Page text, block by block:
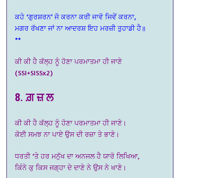
ਕਹੇ ‘ਗੁਰਸ਼ਰਨ’ ਜੋ ਕਰਨਾ ਕਰੀ ਜਾਵੋ ਜਿਵੇਂ ਕਰਨਾ,
ਮਗਰ ਰੱਖਣਾ ਜਾਂ ਨਾ ਆਦਰਸ਼ ਇਹ ਮਰਜ਼ੀ ਤੁਹਾਡੀ ਹੈ॥
**
ਕੀ ਕੀ ਹੈ ਕੱਲ੍ਹ ਨੂੰ ਹੋਣਾ ਪਰਮਾਤਮਾ ਹੀ ਜਾਣੇ
(SSI+SISSx2)
8. ਗ਼ ਜ਼ ਲ
ਕੀ ਕੀ ਹੈ ਕੱਲ੍ਹ ਨੂੰ ਹੋਣਾ ਪਰਮਾਤਮਾ ਹੀ ਜਾਣੇ।
ਕੋਈ ਸਮਝ ਨਾ ਪਾਏ ਉਸ ਦੀ ਰਜ਼ਾ ਤੇ ਭਾਣੇ।
ਧਰਤੀ ‘ਤੇ ਹਰ ਮਨੁੱਖ ਦਾ ਅਨਜਲ ਹੈ ਯਾਰੋ ਲਿਖਿਆ,
ਕਿੰਨੇ ਕੁ ਕਿਸ ਜਗ੍ਹਾ ਦੇ ਦਾਣੇ ਨੇ ਉਸ ਨੇ ਖਾਣੇ।